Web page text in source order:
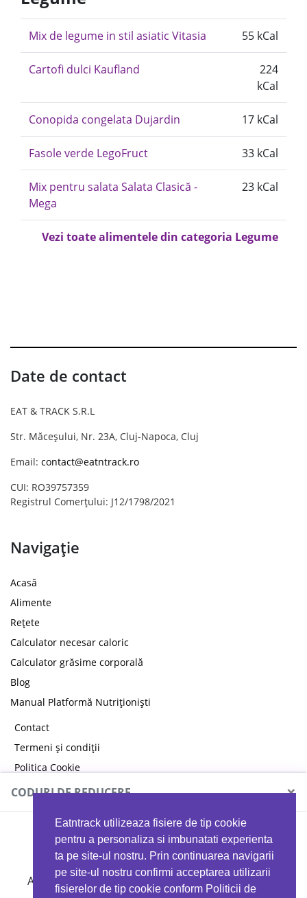
Eatntrack utilizeaza fisiere de tip cookie
pentru a personaliza si imbunatati experienta
ta pe site-ul nostru. Prin continuarea navigarii
pe site-ul nostru confirmi acceptarea utilizarii
fisierelor de tip cookie conform Politicii de
Mix de legume in stil asiatic Vitasia 55 kCal
Cartofi dulci Kaufland
224
kCal
Conopida congelata Dujardin 17 kCal
Fasole verde LegoFruct 33 kCal
Mix pentru salata Salata Clasică -
Mega
23 kCal
Vezi toate alimentele din categoria Legume
Date de contact
EAT & TRACK S.R.L
Str. Măceșului, Nr. 23A, Cluj-Napoca, Cluj
Email: contact@eatntrack.ro
CUI: RO39757359
Registrul Comerțului: J12/1798/2021
Navigație
Acasă
Alimente
Rețete
Calculator necesar caloric
Calculator grăsime corporală
Blog
Manual Platformă Nutriționiști
Contact
Termeni și condiții
Politica Cookie
Politica de confidențialitate
CODURI DE REDUCERE ×
MYPROTEIN
Ai 40%reducere la orice comandă folosind codul